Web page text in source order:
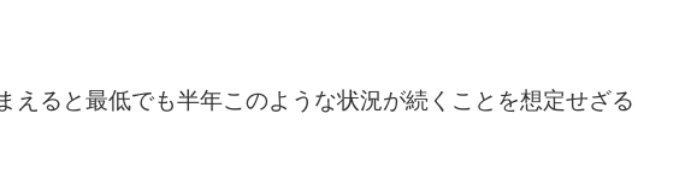
えると最低でも半年このような状況が続くことを想定せざる